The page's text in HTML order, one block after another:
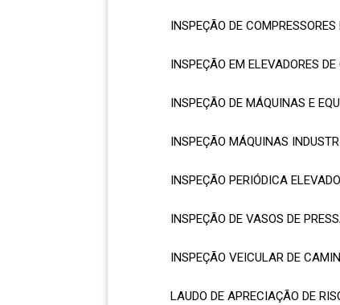
INSPEÇÃO DE
INSPEÇÃO EM ELEVADORES
INSPEÇÃO DE MÁQUINAS E
INSPEÇÃO MÁQUINAS
INSPEÇÃO PERIÓDICA
INSPEÇÃO DE VASOS DE
INSPEÇÃO VEICULAR DE
LAUDO DE APRECIAÇÃO DE